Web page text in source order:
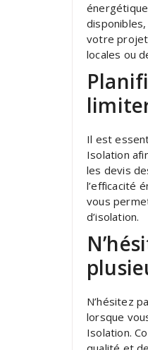
votre projet
locales ou
Il est
Isolation
les devis
l’efficacité
vous
d’isolation.
N’hésitez
lorsque
Isolation.